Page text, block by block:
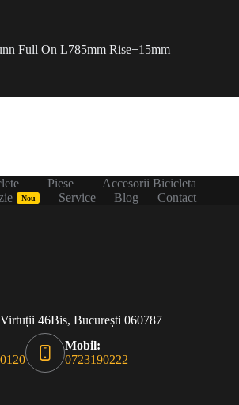
Full On L785mm Rise+15mm
Piese
Accesorii Bicicleta
Nou Service Blog
Contact
Virtuții 46Bis, București 060787
Mobil:
0723190222